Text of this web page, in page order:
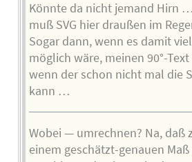
Könnte da nicht jemand Hirn
muß SVG hier draußen im
Sogar dann, wenn es damit
möglich wäre, meinen 90°-
wenn der schon nicht mal die
kann …
Wobei — umrechnen? Na, daß
einem geschätzt-genauen